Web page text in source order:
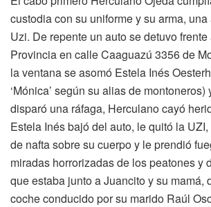
custodia con su uniforme y su arma,
Uzi. De repente un auto se detuvo
Provincia en calle Caaguazú 3356 de
la ventana se asomó Estela Inés
‘Mónica’ según su alias de
disparó una ráfaga, Herculano cayó
Estela Inés bajó del auto, le quitó la
de nafta sobre su cuerpo y le prendió
miradas horrorizadas de los peatones y
que estaba junto a Juancito y su mamá,
coche conducido por su marido Raúl